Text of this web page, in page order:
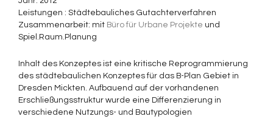
Leistungen : Städtebauliches Gutachterverfahren
Zusammenarbeit: mit Büro für Urbane Projekte und
Spiel.Raum.Planung
Inhalt des Konzeptes ist eine kritische Reprogrammierung
des städtebaulichen Konzeptes für das B-Plan Gebiet in
Dresden Mickten. Aufbauend auf der vorhandenen
Erschließungsstruktur wurde eine Differenzierung in
verschiedene Nutzungs- und Bautypologien